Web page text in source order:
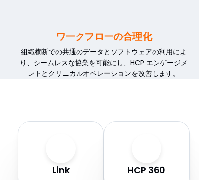
ワークフローの合理化
組織横断での共通のデータとソフトウェアの利用によ
り、シームレスな協業を可能にし、HCP エンゲージメ
ントとクリニカルオペレーションを改善します。
Link HCP 360